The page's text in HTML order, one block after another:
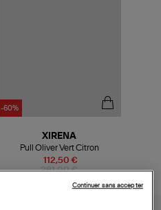
-60%
281,00 €
112,50 €
XIRENA
Pull Oliver Vert Citron
Continuer sans accepter